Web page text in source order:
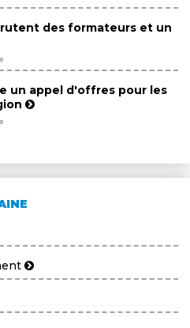
des formateurs et un
un appel d'offres pour les